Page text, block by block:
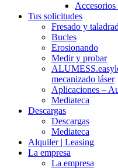
Accesorios
Tus solicitudes
Fresado y
Bucles
Erosionando
Medir y probar
mecanizado láser
Aplicaciones –
Mediateca
Descargas
Descargas
Mediateca
Alquiler | Leasing
La empresa
La empresa